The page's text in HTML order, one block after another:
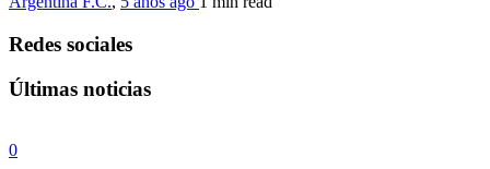
Redes sociales
Últimas noticias
0